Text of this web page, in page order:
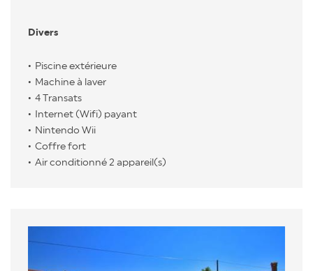
Divers
Piscine extérieure
Machine à laver
4 Transats
Internet (Wifi) payant
Nintendo Wii
Coffre fort
Air conditionné 2 appareil(s)